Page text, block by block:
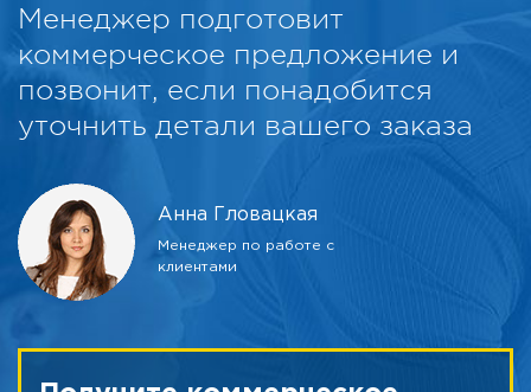
Менеджер подготовит
коммерческое предложение и
позвонит, если понадобится
уточнить детали вашего заказа
Анна Гловацкая
Менеджер по работе с
клиентами